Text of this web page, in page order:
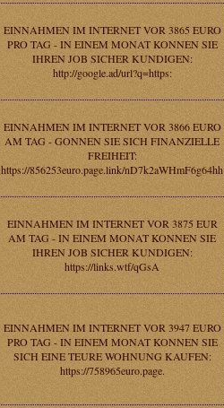
EINNAHMEN IM INTERNET VOR 3865 EURO
PRO TAG - IN EINEM MONAT KONNEN SIE
IHREN JOB SICHER KUNDIGEN:
http://google.ad/url?q=https:
EINNAHMEN IM INTERNET VOR 3866 EURO
AM TAG - GONNEN SIE SICH FINANZIELLE
FREIHEIT:
https://856253euro.page.link/nD7k2aWHmF6g64hh
EINNAHMEN IM INTERNET VOR 3875 EUR
AM TAG - IN EINEM MONAT KONNEN SIE
IHREN JOB SICHER KUNDIGEN:
https://links.wtf/qGsA
EINNAHMEN IM INTERNET VOR 3947 EURO
PRO TAG - IN EINEM MONAT KONNEN SIE
SICH EINE TEURE WOHNUNG KAUFEN:
https://758965euro.page.